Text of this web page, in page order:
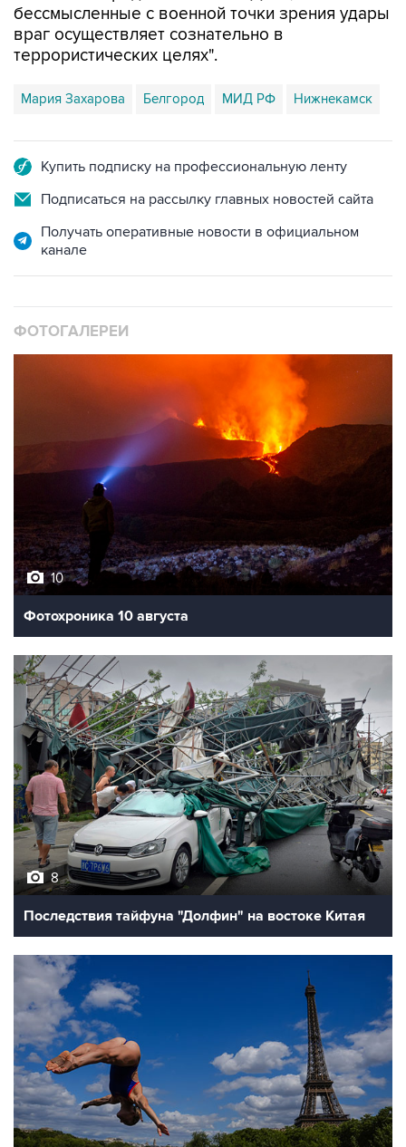
бессмысленные с военной точки зрения удары
враг осуществляет сознательно в
террористических целях".
Мария Захарова Белгород МИД РФ Нижнекамск
Купить подписку на профессиональную ленту
Подписаться на рассылку главных новостей сайта
Получать оперативные новости в официальном
канале
ФОТОГАЛЕРЕИ
10
Фотохроника 10 августа
8
Последствия тайфуна "Долфин" на востоке Китая